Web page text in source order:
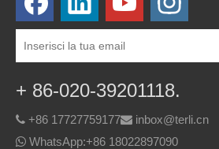
+ 86-020-39201118.
 +86 17727759177 inbox@terli.cn
 WhatsApp:+86 18022897090